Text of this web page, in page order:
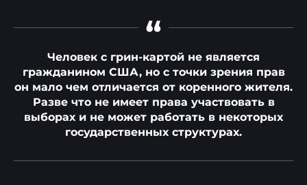
“
Человек с грин-картой не является
гражданином США, но с точки зрения прав
он мало чем отличается от коренного жителя.
Разве что не имеет права участвовать в
выборах и не может работать в некоторых
государственных структурах.